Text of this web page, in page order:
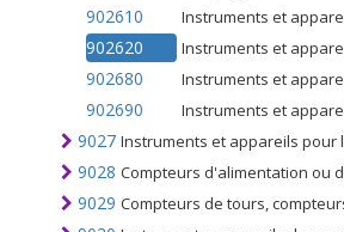
902610 Instruments et appareils pour mesurer ou
902620 Instruments et appareils pour
902680 Instruments et appareils pour mesurer ou contrôler des variables de liquides ou de gaz (à l'exclusion
902690 Instruments et appareils parties et accessoires pour ceux qui mesurent ou vérifient le débit, le niveau, la pression
9027 Instruments et appareils pour l'analyse physique ou chimique (p.ex. polarimètres, spectromètres), pour mesurer ou vérifier la
9028 Compteurs d'alimentation ou de production de gaz, de liquide ou
9029 Compteurs de tours, compteurs de production, taximètres, compteurs kilométriques, podomètres et similaires,